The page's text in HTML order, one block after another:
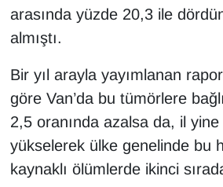
arasında yüzde 20,3 ile
almıştı.
Bir yıl arayla yayımlanan
göre Van’da bu tümörlere
2,5 oranında azalsa da, il
yükselerek ülke genelinde bu
kaynaklı ölümlerde ikinci